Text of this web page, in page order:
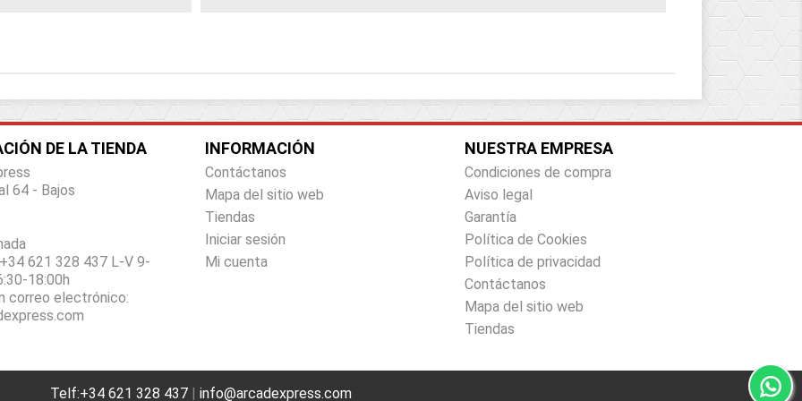
DE LA TIENDA
64 - Bajos
+34 621 328 437 L-V 9-
18:00h
correo electrónico:
INFORMACIÓN
Contáctanos
Mapa del sitio web
Tiendas
Iniciar sesión
Mi cuenta
NUESTRA EMPRESA
Condiciones de compra
Aviso legal
Garantía
Política de Cookies
Política de privacidad
Contáctanos
Mapa del sitio web
Tiendas
Telf:+34 621 328 437| info@arcadexpress.com